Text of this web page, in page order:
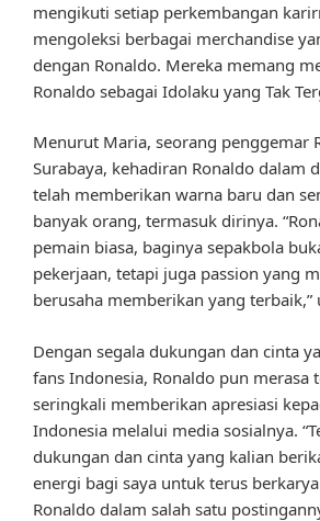
mengikuti setiap perkembangan
mengoleksi berbagai merchandise
dengan Ronaldo. Mereka memang
Ronaldo sebagai Idolaku yang Tak
Menurut Maria, seorang penggemar
Surabaya, kehadiran Ronaldo dalam
telah memberikan warna baru dan
banyak orang, termasuk dirinya.
pemain biasa, baginya sepakbola
pekerjaan, tetapi juga passion yang
berusaha memberikan yang terbaik,”
Dengan segala dukungan dan cinta
fans Indonesia, Ronaldo pun merasa
seringkali memberikan apresiasi
Indonesia melalui media sosialnya.
dukungan dan cinta yang kalian
energi bagi saya untuk terus
Ronaldo dalam salah satu